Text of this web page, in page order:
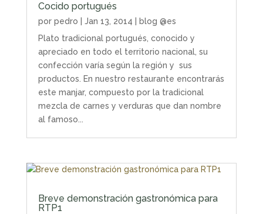
Cocido portugués
por pedro Jan 13, 2014
blog @es
Plato tradicional portugués, conocido y
apreciado en todo el territorio nacional, su
confección varía según la región y sus
productos. En nuestro restaurante encontrarás
este manjar, compuesto por la tradicional
mezcla de carnes y verduras que dan nombre
al famoso...
Breve demonstración gastronómica para
RTP1